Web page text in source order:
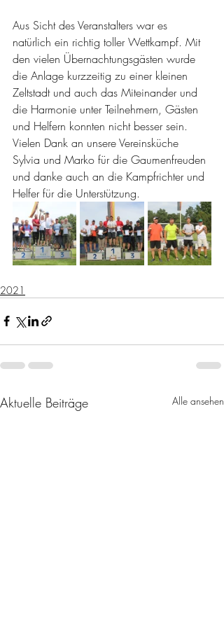
Aus Sicht des Veranstalters war es
natürlich ein richtig toller Wettkampf. Mit
den vielen Übernachtungsgästen wurde
die Anlage kurzzeitig zu einer kleinen
Zeltstadt und auch das Miteinander und
die Harmonie unter Teilnehmern, Gästen
und Helfern konnten nicht besser sein.
Vielen Dank an unsere Vereinsküche
Sylvia und Marko für die Gaumenfreuden
und danke auch an die Kampfrichter und
Helfer für die Unterstützung.
2021
Aktuelle Beiträge Alle ansehen